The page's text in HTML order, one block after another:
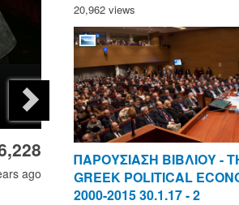
ago
20,962 views
ΠΑΡΟΥΣΙΑΣΗ ΒΙΒΛΙΟΥ -
GREEK POLITICAL
2000-2015 30.1.17 - 2